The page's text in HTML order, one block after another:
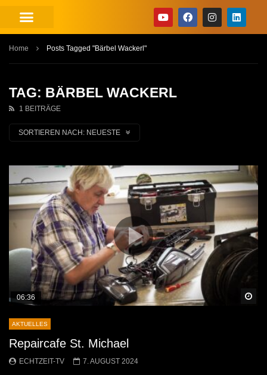
Home Posts Tagged "Bärbel Wackerl"
TAG: BÄRBEL WACKERL
1 BEITRÄGE
SORTIEREN NACH: NEUESTE
06:36
AKTUELLES
Repaircafe St. Michael
ECHTZEIT-TV 7. AUGUST 2024